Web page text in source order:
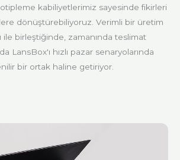
kabiliyetlerimiz sayesinde fikirleri
dönüştürebiliyoruz. Verimli bir üretim
ile birleştiğinde, zamanında teslimat
LansBox'ı hızlı pazar senaryolarında
bir ortak haline getiriyor.